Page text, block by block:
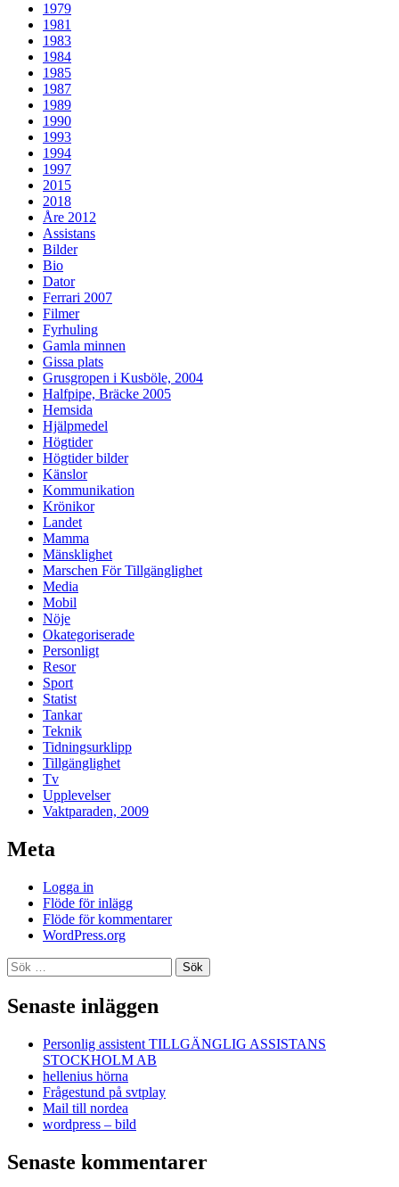
1979
1981
1983
1984
1985
1987
1989
1990
1993
1994
1997
2015
2018
Åre 2012
Assistans
Bilder
Bio
Dator
Ferrari 2007
Filmer
Fyrhuling
Gamla minnen
Gissa plats
Grusgropen i Kusböle, 2004
Halfpipe, Bräcke 2005
Hemsida
Hjälpmedel
Högtider
Högtider bilder
Känslor
Kommunikation
Krönikor
Landet
Mamma
Mänsklighet
Marschen För Tillgänglighet
Media
Mobil
Nöje
Okategoriserade
Personligt
Resor
Sport
Statist
Tankar
Teknik
Tidningsurklipp
Tillgänglighet
Tv
Upplevelser
Vaktparaden, 2009
Meta
Logga in
Flöde för inlägg
Flöde för kommentarer
WordPress.org
Sök
efter:
Senaste inläggen
Personlig assistent TILLGÄNGLIG ASSISTANS
STOCKHOLM AB
hellenius hörna
Frågestund på svtplay
Mail till nordea
wordpress – bild
Senaste kommentarer